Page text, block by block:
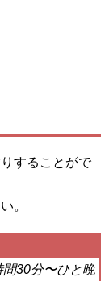
することがで
。
間30分〜ひと晩